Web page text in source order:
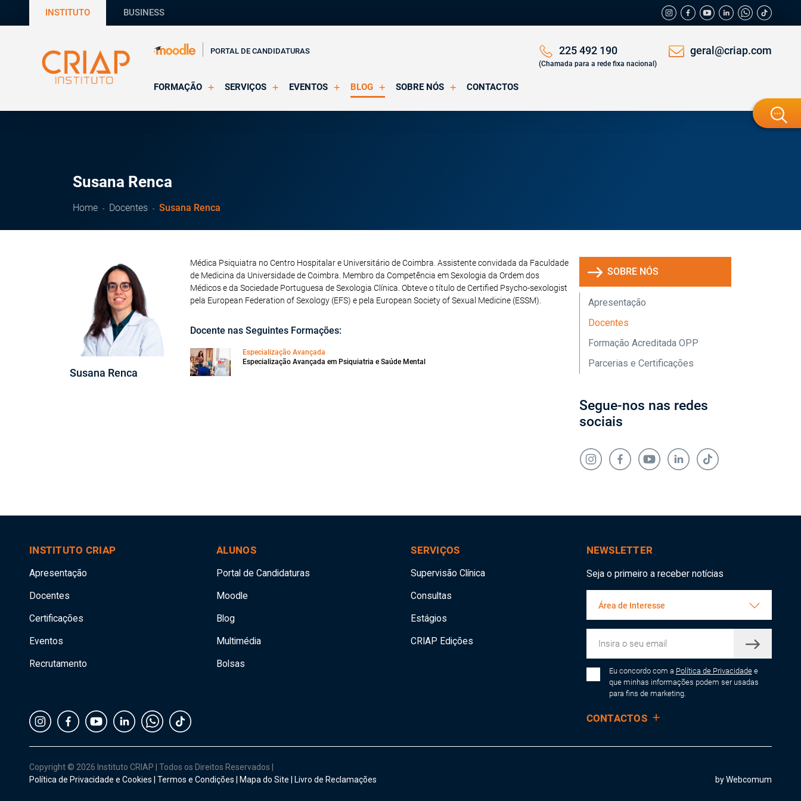
INSTITUTO BUSINESS
PORTAL DE CANDIDATURAS 225 492 190
(Chamada para a rede fixa nacional)
geral@criap.com
FORMAÇÃO SERVIÇOS EVENTOS BLOG SOBRE NÓS CONTACTOS
Susana Renca
Home Docentes Susana Renca
Susana Renca
Médica Psiquiatra no Centro Hospitalar e Universitário de Coimbra. Assistente convidada da Faculdade
de Medicina da Universidade de Coimbra. Membro da Competência em Sexologia da Ordem dos
Médicos e da Sociedade Portuguesa de Sexologia Clínica. Obteve o título de Certified Psycho-sexologist
pela European Federation of Sexology (EFS) e pela European Society of Sexual Medicine (ESSM).
Docente nas Seguintes Formações:
Especialização Avançada
Especialização Avançada em Psiquiatria e Saúde Mental
SOBRE NÓS
Apresentação
Docentes
Formação Acreditada OPP
Parcerias e Certificações
Segue-nos nas redes
sociais
INSTITUTO CRIAP
Apresentação
Docentes
Certificações
Eventos
Recrutamento
ALUNOS
Portal de Candidaturas
Moodle
Blog
Multimédia
Bolsas
SERVIÇOS
Supervisão Clínica
Consultas
Estágios
CRIAP Edições
CONTACTOS
NEWSLETTER
Seja o primeiro a receber notícias
Área de Interesse
Eu concordo com a Política de Privacidadee
que minhas informações podem ser usadas
para fins de marketing.
Copyright © 2026 Instituto CRIAP Todos os Direitos Reservados
Política de Privacidade e Cookies
Termos e Condições Mapa do Site Livro de Reclamações by Webcomum